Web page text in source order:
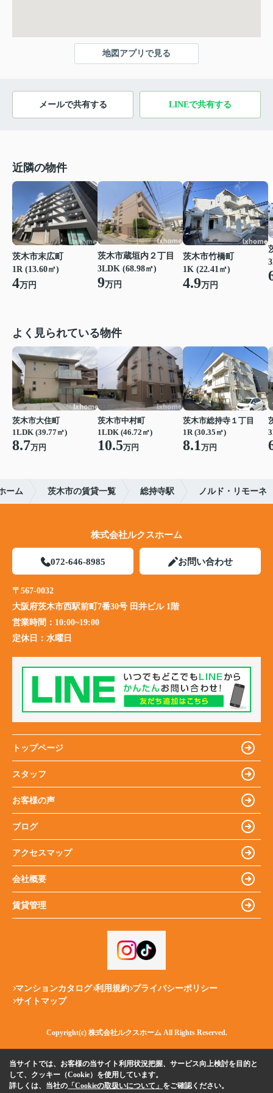
地図アプリで見る
メールで共有する LINEで共有する
近隣の物件
茨木市末広町
1R (13.60㎡)
4万円
茨木市蔵垣内２丁目
3LDK (68.98㎡)
9万円
茨木市竹橋町
1K (22.41㎡)
4.9万円
よく見られている物件
茨木市大住町
1LDK (39.77㎡)
8.7万円
茨木市中村町
1LDK (46.72㎡)
10.5万円
茨木市総持寺１丁目
1R (30.35㎡)
8.1万円
ーム 茨木市の賃貸一覧 総持寺駅 ノルド・リモーネ
株式会社ルクスホーム
072-646-8985 お問い合わせ
〒567-0032
大阪府茨木市西駅前町7番30号 田井ビル 1階
営業時間： 10:00~19:00
定休日： 水曜日
トップページ
スタッフ
お客様の声
ブログ
アクセスマップ
会社概要
賃貸管理
マンションカタログ 利用規約 プライバシーポリシー
サイトマップ
Copyright(c) 株式会社ルクスホーム All Rights Reserved.
当サイトでは、お客様の当サイト利用状況把握、サービス向上検討を目的と
して、クッキー（Cookie）を使用しています。
詳しくは、当社の 「Cookieの取扱いについて」 をご確認ください。